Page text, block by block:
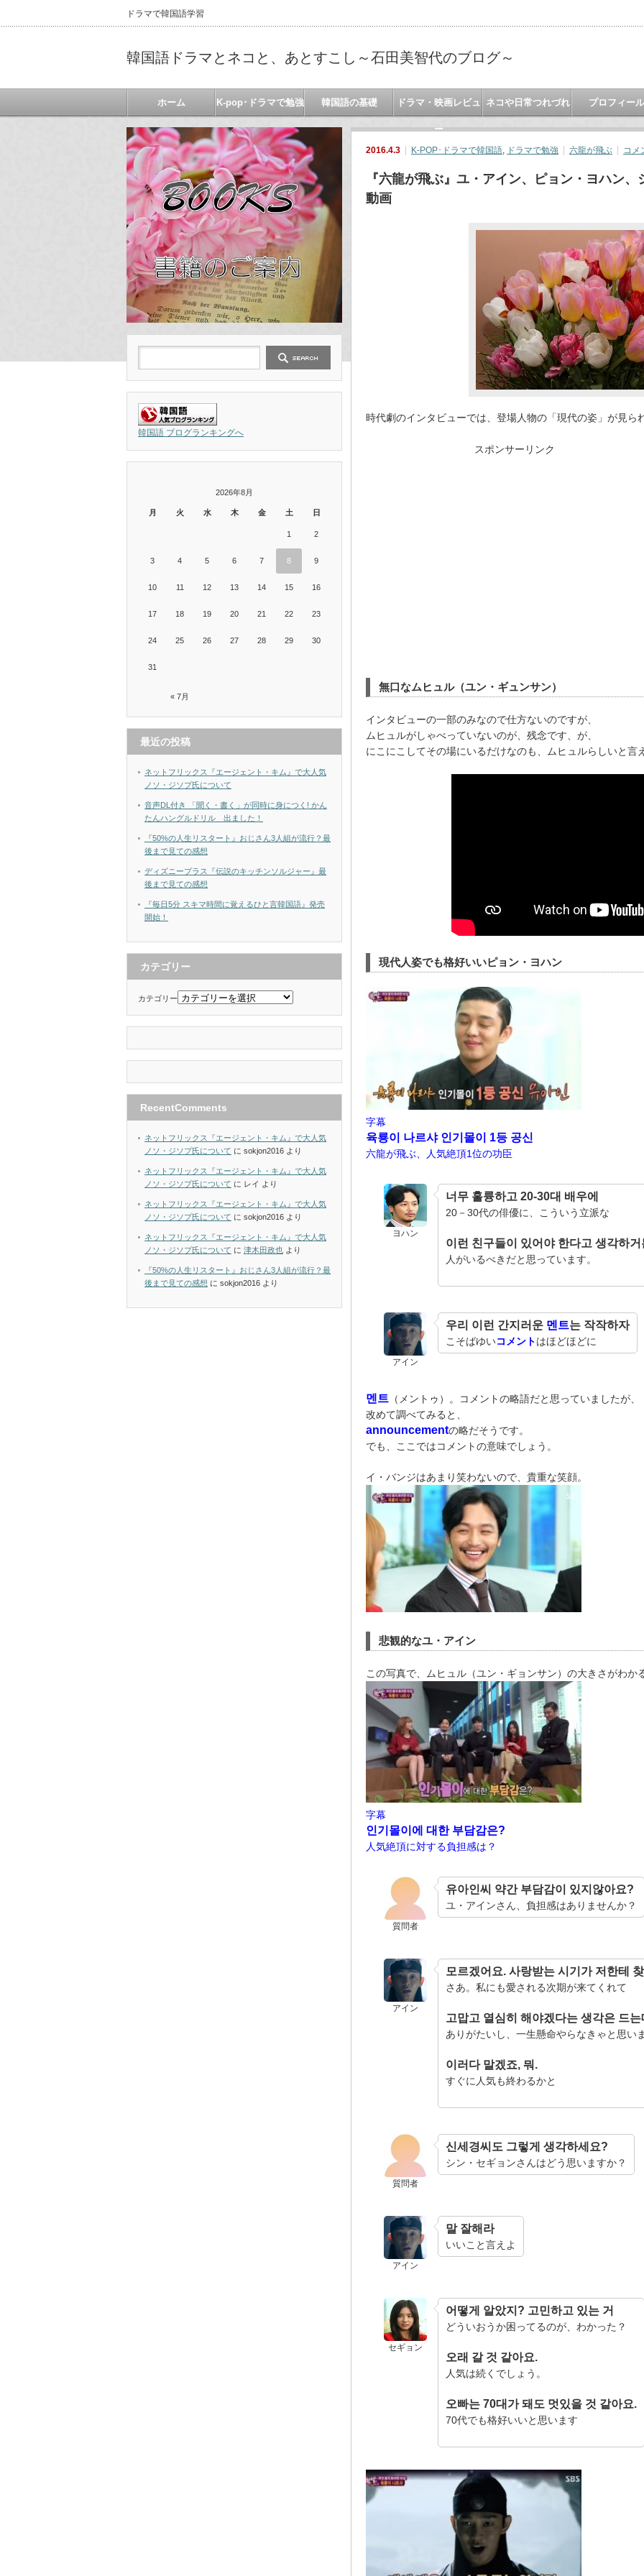
ドラマで韓国語学習
韓国語ドラマとネコと、あとすこし～石田美智代のブログ～
ホーム K-pop･ドラマで勉強 韓国語の基礎 ドラマ・映画レビュ
ー
ネコや日常つれづれ プロフィール
2016.4.3 K-POP･ドラマで韓国語, ドラマで勉強 六龍が飛ぶ コメ
『六龍が飛ぶ』ユ・アイン、ピョン・ヨハン
動画
時代劇のインタビューでは、登場人物の「現代の姿」が見ら
スポンサーリンク
無口なムヒュル（ユン・ギュンサン）
インタビューの一部のみなので仕方ないのですが、
ムヒュルがしゃべっていないのが、残念です、が、
にこにこしてその場にいるだけなのも、ムヒュルらしいと言
現代人姿でも格好いいピョン・ヨハン
字幕
육룡이 나르샤 인기몰이 1등 공신
六龍が飛ぶ、人気絶頂1位の功臣
ヨハン
너무 훌륭하고 20-30대 배우에
20－30代の俳優に、こういう立派な
이런 친구들이 있어야 한다고 생각하거
人がいるべきだと思っています。
アイン
우리 이런 간지러운 멘트는 작작하자
こそばゆいコメントはほどほどに
멘트 （メントゥ）。コメントの略語だと思っていましたが、
改めて調べてみると、
announcementの略だそうです。
でも、ここではコメントの意味でしょう。
イ・バンジはあまり笑わないので、貴重な笑顔。
悲観的なユ・アイン
この写真で、ムヒュル（ユン・ギョンサン）の大きさがわか
字幕
인기몰이에 대한 부담감은?
人気絶頂に対する負担感は？
質問者
유아인씨 약간 부담감이 있지않아요?
ユ・アインさん、負担感はありませんか？
アイン
모르겠어요. 사랑받는 시기가 저한테
さあ。私にも愛される次期が来てくれて
고맙고 열심히 해야겠다는 생각은 드는
ありがたいし、一生懸命やらなきゃと思い
이러다 말겠죠, 뭐.
すぐに人気も終わるかと
質問者
신세경씨도 그렇게 생각하세요?
シン・セギョンさんはどう思いますか？
アイン
말 잘해라
いいこと言えよ
セギョン
어떻게 알았지? 고민하고 있는 거
どういおうか困ってるのが、わかった？
오래 갈 것 같아요.
人気は続くでしょう。
오빠는 70대가 돼도 멋있을 것 같아요.
70代でも格好いいと思います
韓国語 ブログランキングへ
2026年8月
月 火 水 木 金 土 日
« 7月
1 2
3 4 5 6 7 8 9
10 11 12 13 14 15 16
17 18 19 20 21 22 23
24 25 26 27 28 29 30
31
最近の投稿
ネットフリックス『エージェント・キム』で大人気
ノソ・ジソプ氏について
音声DL付き 「聞く・書く」が同時に身につく! かん
たんハングルドリル 出ました！
『50%の人生リスタート』おじさん3人組が流行？最
後まで見ての感想
ディズニープラス『伝説のキッチンソルジャー』最
後まで見ての感想
『毎日5分 スキマ時間に覚えるひと言韓国語』発売
開始！
カテゴリー
カテゴリー
RecentComments
ネットフリックス『エージェント・キム』で大人気
ノソ・ジソプ氏について に sokjon2016 より
ネットフリックス『エージェント・キム』で大人気
ノソ・ジソプ氏について に レイ より
ネットフリックス『エージェント・キム』で大人気
ノソ・ジソプ氏について に sokjon2016 より
ネットフリックス『エージェント・キム』で大人気
ノソ・ジソプ氏について に 津木田政也 より
『50%の人生リスタート』おじさん3人組が流行？最
後まで見ての感想 に sokjon2016 より